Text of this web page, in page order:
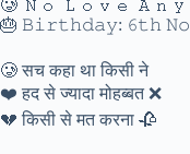
🥲 𝙽𝚘 𝙻𝚘𝚟𝚎
🎂 𝙱𝚒𝚛𝚝𝚑𝚍𝚊𝚢: 𝟼𝚝𝚑
🥲 सच कहा था किसी ने
❤️ हद से ज्यादा मोहब्बत ❌
💔 किसी से मत करना 🥀